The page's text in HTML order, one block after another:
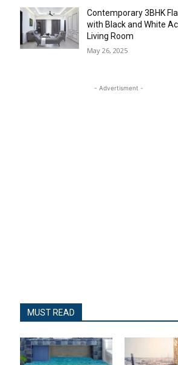
Contemporary 3BHK
with Black and White
Living Room
May 26, 2025
- Advertisment -
MUST READ